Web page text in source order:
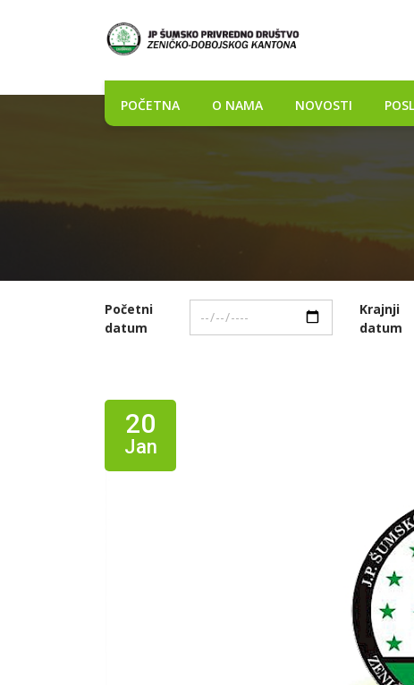
POČETNA O NAMA NOVOSTI
Početni
datum
Krajnji
datum
20
Jan